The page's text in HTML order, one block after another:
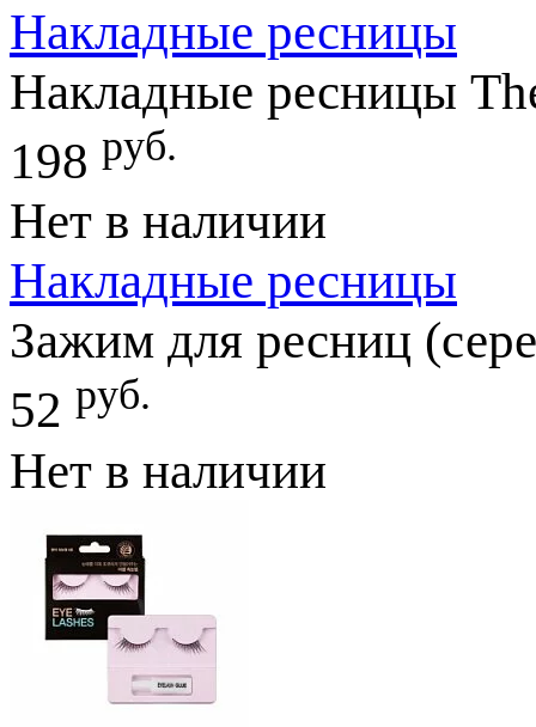
Накладные ресницы
Накладные ресницы
198 руб.
Нет в наличии
Накладные ресницы
Зажим для ресниц
52 руб.
Нет в наличии